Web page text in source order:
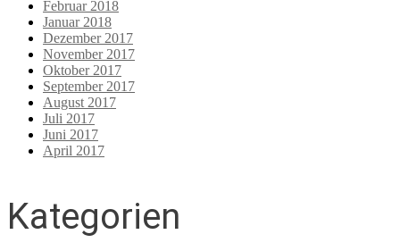
Februar 2018
Januar 2018
Dezember 2017
November 2017
Oktober 2017
September 2017
August 2017
Juli 2017
Juni 2017
April 2017
Kategorien